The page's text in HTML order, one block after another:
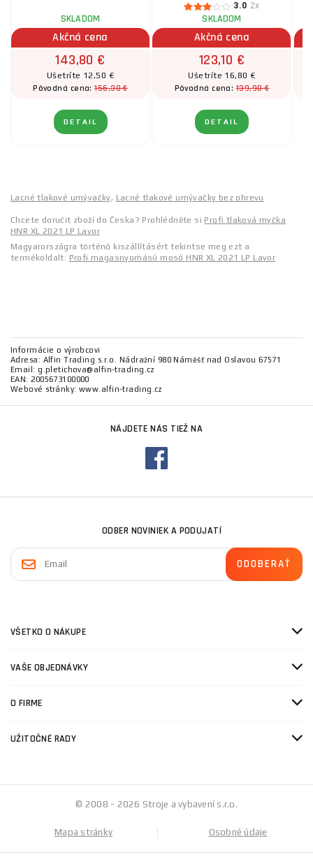
SKLADOM
Akčná cena
143,80 €
Ušetríte 12,50 €
Pôvodná cena:156,30 €
DETAIL
3.0 2x
SKLADOM
Akčná cena
123,10 €
Ušetríte 16,80 €
Pôvodná cena:139,90 €
DETAIL
Lacné tlakové umývačky, Lacné tlakové umývačky bez ohrevu
Chcete doručit zboží do Česka? Prohlédněte si Profi tlaková myčka
HNR XL 2021 LP Lavor
Magyarországra történő kiszállításért tekintse meg ezt a
termékoldalt: Profi magasnyomású mosó HNR XL 2021 LP Lavor
Informácie o výrobcovi
Adresa: Alfin Trading s.r.o. Nádražní 980 Náměšť nad Oslavou 67571
Email: g.pletichova@alfin-trading.cz
EAN: 2005673100000
Webové stránky: www.alfin-trading.cz
NÁJDETE NÁS TIEŽ NA
ODBER NOVINIEK A PODUJATÍ
VŠETKO O NÁKUPE
VAŠE OBJEDNÁVKY
O FIRME
UŽITOČNÉ RADY
© 2008 - 2026 Stroje a vybavení s.r.o.
Mapa stránky Osobné údaje